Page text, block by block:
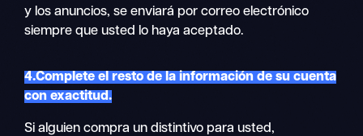
y los anuncios, se enviará por correo electrónico
siempre que usted lo haya aceptado.
4.Complete el resto de la información de su cuenta
con exactitud.
Si alguien compra un distintivo para usted,